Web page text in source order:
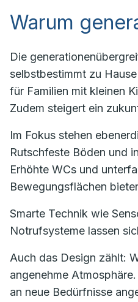
Warum
Die
selbstbestimmt zu
für Familien mit kleinen
Zudem steigert ein
Im Fokus stehen
Rutschfeste Böden und
Erhöhte WCs und
Bewegungsflächen
Smarte Technik wie
Notrufsysteme lassen
Auch das Design zählt:
angenehme
an neue Bedürfnisse